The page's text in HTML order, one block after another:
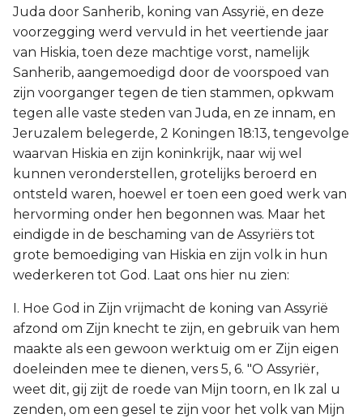
Juda door Sanherib, koning van Assyrië, en deze
voorzegging werd vervuld in het veertiende jaar
van Hiskia, toen deze machtige vorst, namelijk
Sanherib, aangemoedigd door de voorspoed van
zijn voorganger tegen de tien stammen, opkwam
tegen alle vaste steden van Juda, en ze innam, en
Jeruzalem belegerde, 2 Koningen 18:13, tengevolge
waarvan Hiskia en zijn koninkrijk, naar wij wel
kunnen veronderstellen, grotelijks beroerd en
ontsteld waren, hoewel er toen een goed werk van
hervorming onder hen begonnen was. Maar het
eindigde in de beschaming van de Assyriërs tot
grote bemoediging van Hiskia en zijn volk in hun
wederkeren tot God. Laat ons hier nu zien:
I. Hoe God in Zijn vrijmacht de koning van Assyrië
afzond om Zijn knecht te zijn, en gebruik van hem
maakte als een gewoon werktuig om er Zijn eigen
doeleinden mee te dienen, vers 5, 6. "O Assyriër,
weet dit, gij zijt de roede van Mijn toorn, en Ik zal u
zenden, om een gesel te zijn voor het volk van Mijn